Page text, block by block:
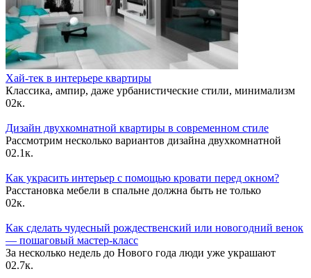
Хай-тек в интерьере квартиры
Классика, ампир, даже урбанистические стили, минимализм
02к.
Дизайн двухкомнатной квартиры в современном стиле
Рассмотрим несколько вариантов дизайна двухкомнатной
02.1к.
Как украсить интерьер с помощью кровати перед окном?
Расстановка мебели в спальне должна быть не только
02к.
Как сделать чудесный рождественский или новогодний венок
— пошаговый мастер-класс
За несколько недель до Нового года люди уже украшают
02.7к.